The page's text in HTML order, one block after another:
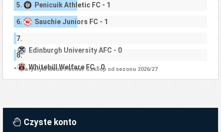
5. Penicuik Athletic FC - 1
6. Sauchie Juniors FC - 1
7.
Edinburgh University AFC - 0
8.
Whitehill Welfare FC - 0
* Statystyki klubu Puchar Szkocji od sezonu 2026/27
Czyste konto